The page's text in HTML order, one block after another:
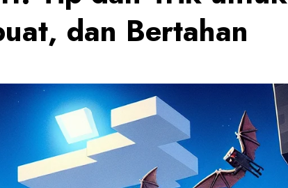
dan Bertahan